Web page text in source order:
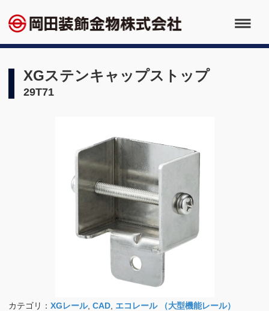
XGステンキャップストップ
29T71
カテゴリ： XGレール, CAD エコレール （大型機能レール）